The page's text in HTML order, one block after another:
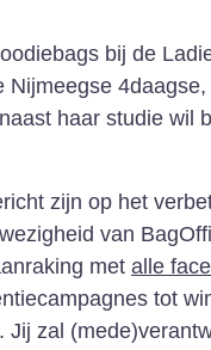
bij de
Nijmeegse
haar studie wil
zijn op het
van
met alle
tot
Jij zal